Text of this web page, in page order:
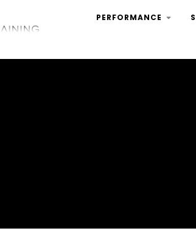
PERFORMANCE